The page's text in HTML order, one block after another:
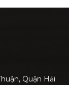
Quận Hải